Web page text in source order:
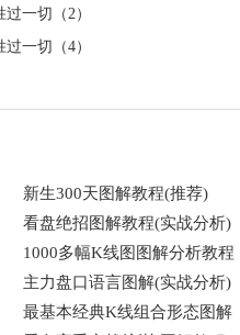
一切（2）
一切（4）